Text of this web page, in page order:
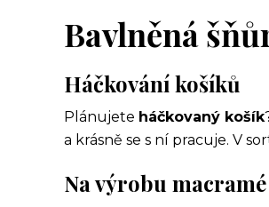
Bavlněná
Háčkování košíků
Plánujete háčkovaný košík
a krásně se s ní pracuje. V
Na výrobu macramé